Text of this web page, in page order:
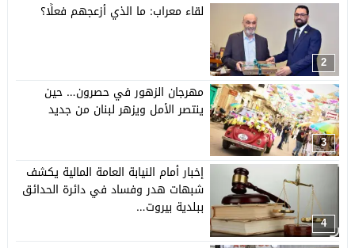
2
لقاء معراب: ما الذي أزعجهم فعلًا؟
3
مهرجان الزهور في حصرون… حين
ينتصر الأمل ويزهر لبنان من جديد
4
إخبار أمام النيابة العامة المالية يكشف
شبهات هدر وفساد في دائرة الحدائق
ببلدية بيروت…